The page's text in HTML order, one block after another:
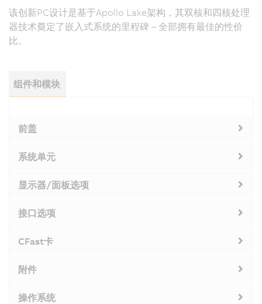
该创新PC设计是基于Apollo Lake架构，其双核和四核处理
器技术奠定了嵌入式系统的里程碑 – 全部拥有最佳的性价
比。
组件和模块
前盖
系统单元
显示器/面板选项
接口选项
CFast卡
附件
操作系统